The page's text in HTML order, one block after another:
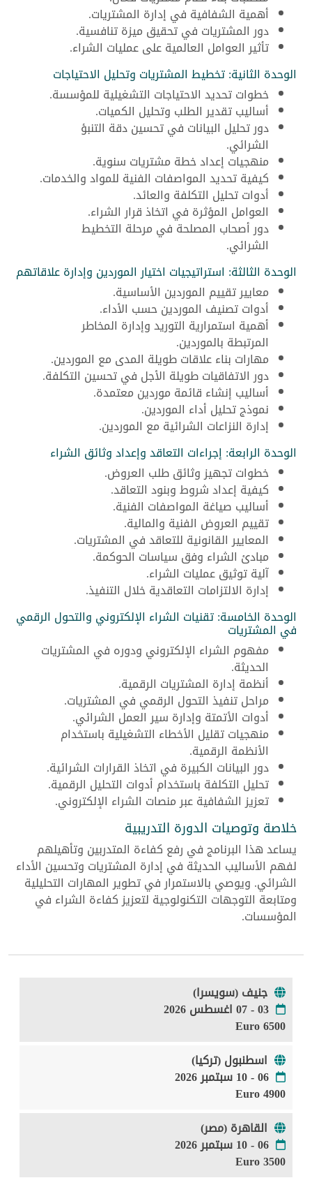
أهمية الشفافية في إدارة المشتريات.
دور المشتريات في تحقيق ميزة تنافسية.
تأثير العوامل العالمية على عمليات الشراء.
الوحدة الثانية: تخطيط المشتريات وتحليل الاحتياجات
خطوات تحديد الاحتياجات التشغيلية للمؤسسة.
أساليب تقدير الطلب وتحليل الكميات.
دور تحليل البيانات في تحسين دقة التنبؤ
الشرائي.
منهجيات إعداد خطة مشتريات سنوية.
كيفية تحديد المواصفات الفنية للمواد والخدمات.
أدوات تحليل التكلفة والعائد.
العوامل المؤثرة في اتخاذ قرار الشراء.
دور أصحاب المصلحة في مرحلة التخطيط
الشرائي.
الوحدة الثالثة: استراتيجيات اختيار الموردين وإدارة علاقاتهم
معايير تقييم الموردين الأساسية.
أدوات تصنيف الموردين حسب الأداء.
أهمية استمرارية التوريد وإدارة المخاطر
المرتبطة بالموردين.
مهارات بناء علاقات طويلة المدى مع الموردين.
دور الاتفاقيات طويلة الأجل في تحسين التكلفة.
أساليب إنشاء قائمة موردين معتمدة.
نموذج تحليل أداء الموردين.
إدارة النزاعات الشرائية مع الموردين.
الوحدة الرابعة: إجراءات التعاقد وإعداد وثائق الشراء
خطوات تجهيز وثائق طلب العروض.
كيفية إعداد شروط وبنود التعاقد.
أساليب صياغة المواصفات الفنية.
تقييم العروض الفنية والمالية.
المعايير القانونية للتعاقد في المشتريات.
مبادئ الشراء وفق سياسات الحوكمة.
آلية توثيق عمليات الشراء.
إدارة الالتزامات التعاقدية خلال التنفيذ.
الوحدة الخامسة: تقنيات الشراء الإلكتروني والتحول الرقمي
في المشتريات
مفهوم الشراء الإلكتروني ودوره في المشتريات
الحديثة.
أنظمة إدارة المشتريات الرقمية.
مراحل تنفيذ التحول الرقمي في المشتريات.
أدوات الأتمتة وإدارة سير العمل الشرائي.
منهجيات تقليل الأخطاء التشغيلية باستخدام
الأنظمة الرقمية.
دور البيانات الكبيرة في اتخاذ القرارات الشرائية.
تحليل التكلفة باستخدام أدوات التحليل الرقمية.
تعزيز الشفافية عبر منصات الشراء الإلكتروني.
خلاصة وتوصيات الدورة التدريبية
يساعد هذا البرنامج في رفع كفاءة المتدربين وتأهيلهم
لفهم الأساليب الحديثة في إدارة المشتريات وتحسين الأداء
الشرائي. ويوصي بالاستمرار في تطوير المهارات التحليلية
ومتابعة التوجهات التكنولوجية لتعزيز كفاءة الشراء في
المؤسسات.
جنيف (سويسرا)
03 - 07 اغسطس 2026
6500 Euro
اسطنبول (تركيا)
06 - 10 سبتمبر 2026
4900 Euro
القاهرة (مصر)
06 - 10 سبتمبر 2026
3500 Euro